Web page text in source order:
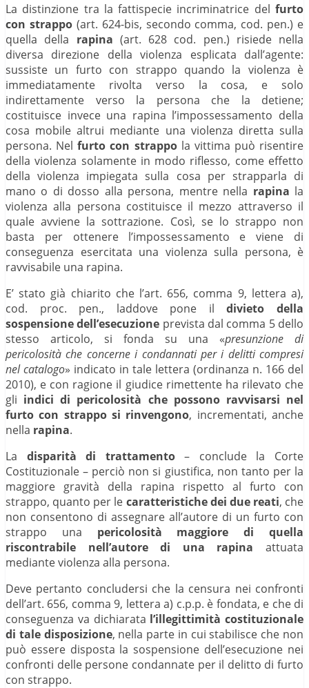
La distinzione tra la fattispecie incriminatrice del furto
con strappo(art. 624-bis, secondo comma, cod. pen.) e
quella della rapina (art. 628 cod. pen.) risiede nella
diversa direzione della violenza esplicata dall’agente:
sussiste un furto con strappo quando la violenza è
immediatamente rivolta verso la cosa, e solo
indirettamente verso la persona che la detiene;
costituisce invece una rapina l’impossessamento della
cosa mobile altrui mediante una violenza diretta sulla
persona. Nelfurto con strappola vittima può risentire
della violenza solamente in modo riflesso, come effetto
della violenza impiegata sulla cosa per strapparla di
mano o di dosso alla persona, mentre nella rapina la
violenza alla persona costituisce il mezzo attraverso il
quale avviene la sottrazione. Così, se lo strappo non
basta per ottenere l’impossessamento e viene di
conseguenza esercitata una violenza sulla persona, è
ravvisabile una rapina.
E’ stato già chiarito che l’art. 656, comma 9, lettera a),
cod. proc. pen., laddove pone ildivieto della
sospensione dell’esecuzione prevista dal comma 5 dello
stesso articolo, si fonda su una «presunzione di
pericolosità che concerne i condannati per i delitti compresi
nel catalogo» indicato in tale lettera (ordinanza n. 166 del
2010), e con ragione il giudice rimettente ha rilevato che
gli indici di pericolosità che possono ravvisarsi nel
furto con strappo si rinvengono, incrementati, anche
nella rapina.
La disparità di trattamento– conclude la Corte
Costituzionale – perciò non si giustifica, non tanto per la
maggiore gravità della rapina rispetto al furto con
strappo, quanto per le caratteristiche dei due reati, che
non consentono di assegnare all’autore di un furto con
strappo una pericolosità maggiore di quella
riscontrabile nell’autore di una rapina attuata
mediante violenza alla persona.
Deve pertanto concludersi che la censura nei confronti
dell’art. 656, comma 9, lettera a) c.p.p. è fondata, e che di
conseguenza va dichiarata l’illegittimità costituzionale
di tale disposizione, nella parte in cui stabilisce che non
può essere disposta la sospensione dell’esecuzione nei
confronti delle persone condannate per il delitto di furto
con strappo.